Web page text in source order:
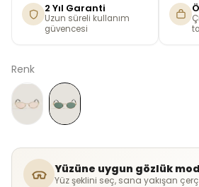
2 Yıl Garanti
Uzun süreli kullanım
güvencesi
Renk
Yüzüne uygun gözlük
Yüz şeklini seç, sana yakışan